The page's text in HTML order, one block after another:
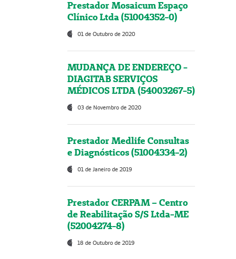
Prestador Mosaicum Espaço
Clínico Ltda (51004352-0)
01 de Outubro de 2020
MUDANÇA DE ENDEREÇO -
DIAGITAB SERVIÇOS
MÉDICOS LTDA (54003267-5)
03 de Novembro de 2020
Prestador Medlife Consultas
e Diagnósticos (51004334-2)
01 de Janeiro de 2019
Prestador CERPAM – Centro
de Reabilitação S/S Ltda-ME
(52004274-8)
18 de Outubro de 2019